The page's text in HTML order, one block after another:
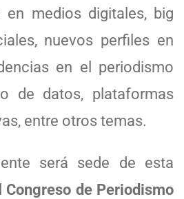
en medios digitales, big
nuevos perfiles en
en el periodismo
de datos, plataformas
entre otros temas.
será sede de esta
Congreso de Periodismo